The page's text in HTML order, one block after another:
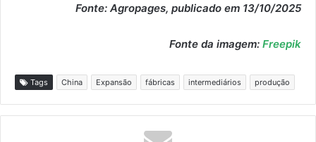
Fonte: Agropages, publicado em 13/10/2025
Fonte da imagem: Freepik
Tags China Expansão fábricas intermediários produção